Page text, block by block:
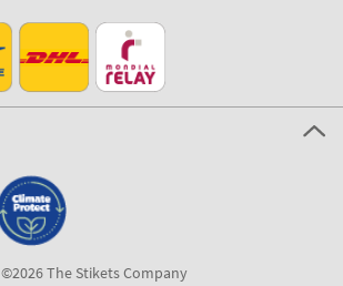
©2026 The Stikets Company